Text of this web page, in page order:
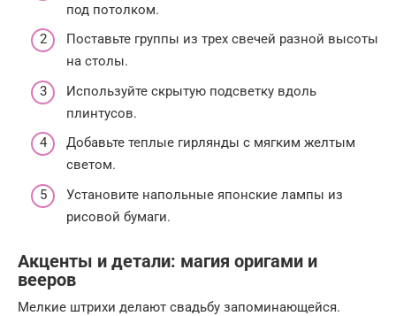
под потолком.
Поставьте группы из трех свечей разной высоты
на столы.
Используйте скрытую подсветку вдоль
плинтусов.
Добавьте теплые гирлянды с мягким желтым
светом.
Установите напольные японские лампы из
рисовой бумаги.
Акценты и детали: магия оригами и
вееров
Мелкие штрихи делают свадьбу запоминающейся.